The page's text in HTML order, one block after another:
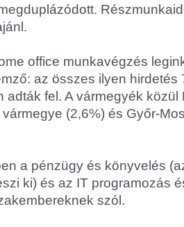
office munkavégzés
az összes ilyen hirdetés
adták fel. A vármegyék
(2,6%) és Győr-
a pénzügy és könyvelés
ki) és az IT programozás
szól.